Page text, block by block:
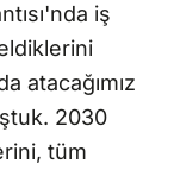
iş
atacağımız
2030
tüm